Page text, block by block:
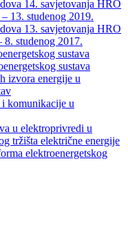
14. savjetovanja HRO
13. studenog 2019.
13. savjetovanja HRO
studenog 2017.
sustava
sustava
izvora energije u
komunikacije u
u elektroprivredi u
tržišta električne energije
elektroenergetskog